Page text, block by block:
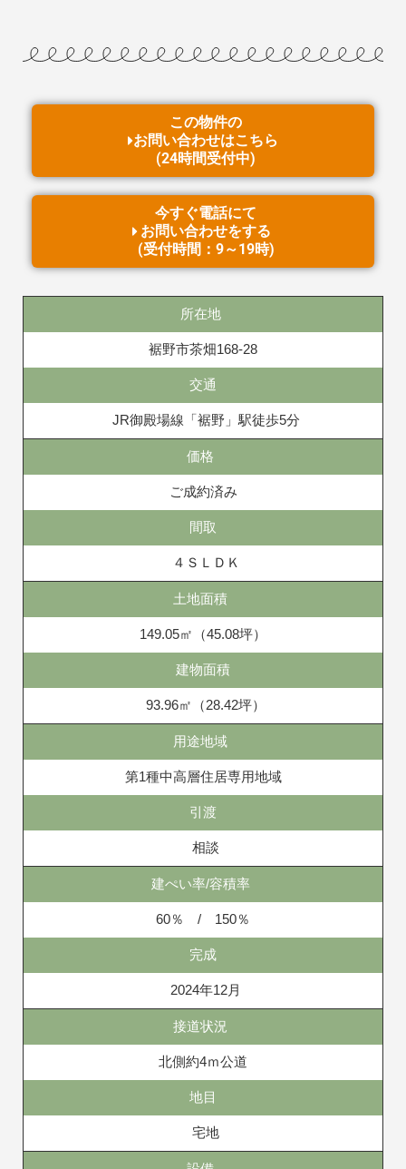
この物件の
お問い合わせはこちら
(24時間受付中)
今すぐ電話にて
お問い合わせをする
(受付時間：9～19時)
所在地
裾野市茶畑168-28
交通
JR御殿場線「裾野」駅徒歩5分
価格
ご成約済み
間取
４ＳＬＤＫ
土地面積
149.05㎡（45.08坪）
建物面積
93.96㎡（28.42坪）
用途地域
第1種中高層住居専用地域
引渡
相談
建ぺい率/容積率
60％ / 150％
完成
2024年12月
接道状況
北側約4ｍ公道
地目
宅地